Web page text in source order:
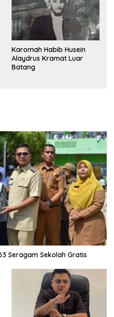
Karomah Habib Husein
Alaydrus Kramat Luar
Batang
Seragam Sekolah Gratis